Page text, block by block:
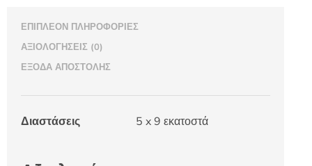
ΕΠΙΠΛΈΟΝ ΠΛΗΡΟΦΟΡΊΕΣ
ΑΞΙΟΛΟΓΉΣΕΙΣ (0)
ΈΞΟΔΑ ΑΠΟΣΤΟΛΉΣ
Διαστάσεις 5 x 9 εκατοστά